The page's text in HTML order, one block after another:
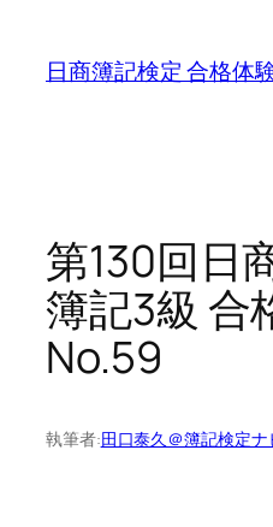
日商簿記検定 合格体
第130回日
簿記3級 合
No.59
執筆者:田口泰久＠簿記検定ナ